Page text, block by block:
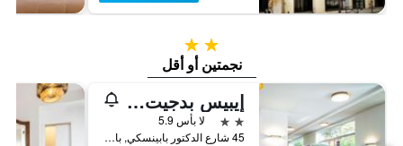
2 نجمتين
نجمتين أو أقل
إيبيس بدجيت باريس بورت دي مونمارتر
2 نجمتين
لا بأس 5.9
45 شارع الدكتور بابينسكي, باريس, فرنسا